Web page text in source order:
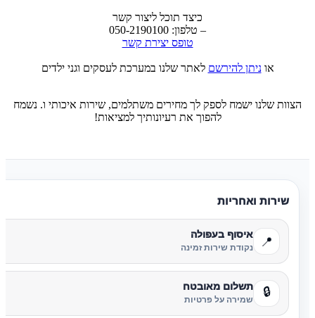
כיצד תוכל ליצור קשר
– טלפון: 050-2190100
טופס יצירת קשר
אוניתן להירשם לאתר שלנו במערכת לעסקים וגני ילדים
הצוות שלנו ישמח לספק לך מחירים משתלמים, שירות איכותי ו. נשמח
להפוך את רעיונותיך למציאות!
שירות ואחריות
📍 איסוף בעפולה
נקודת שירות זמינה
🔒 תשלום מאובטח
שמירה על פרטיות